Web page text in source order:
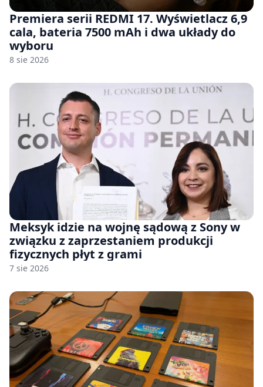
Premiera serii REDMI 17. Wyświetlacz 6,9
cala, bateria 7500 mAh i dwa układy do
wyboru
8 sie 2026
Meksyk idzie na wojnę sądową z Sony w
związku z zaprzestaniem produkcji
fizycznych płyt z grami
7 sie 2026